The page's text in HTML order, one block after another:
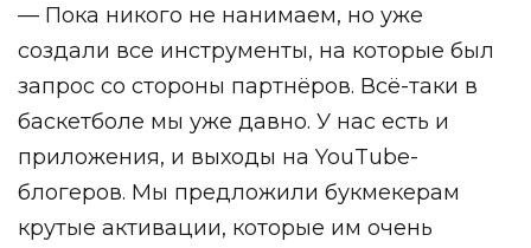
— Пока никого не нанимаем, но уже
создали все инструменты, на которые был
запрос со стороны партнёров. Всё-таки в
баскетболе мы уже давно. У нас есть и
приложения, и выходы на YouTube-
блогеров. Мы предложили букмекерам
крутые активации, которые им очень